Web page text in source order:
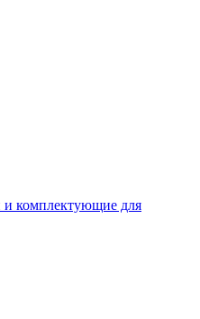
и комплектующие для